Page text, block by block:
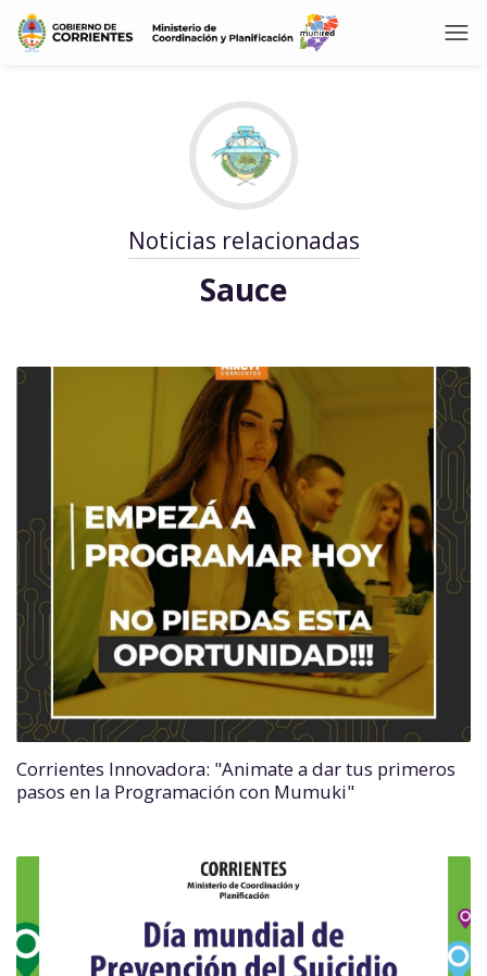
Noticias relacionadas
Sauce
Corrientes Innovadora: "Animate a dar tus primeros
pasos en la Programación con Mumuki"